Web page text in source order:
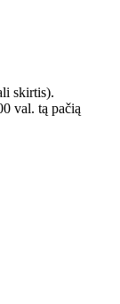
skirtis).
val. tą pačią